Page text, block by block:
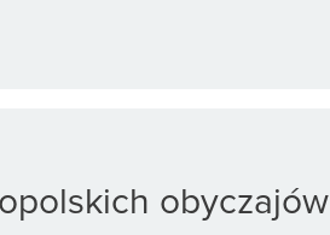
obyczajów